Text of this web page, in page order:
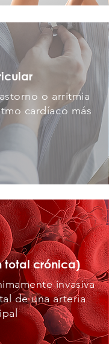
o arritmia
cardíaco más
total crónica)
invasiva
de una arteria